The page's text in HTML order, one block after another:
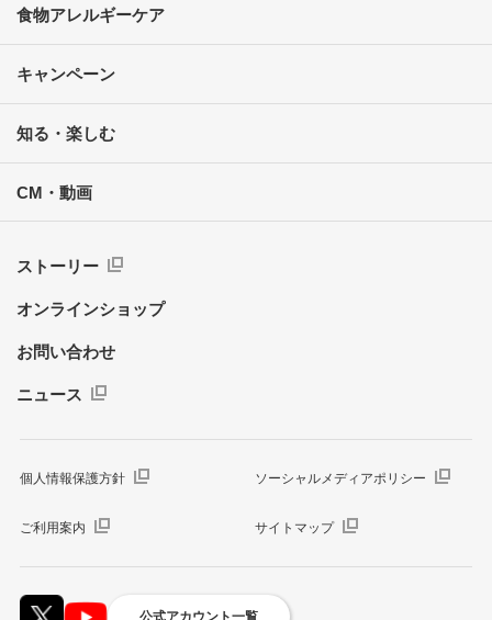
食物アレルギーケア
キャンペーン
知る・楽しむ
CM・動画
ストーリー
オンラインショップ
お問い合わせ
ニュース
個人情報保護方針 ソーシャルメディアポリシー
ご利用案内 サイトマップ